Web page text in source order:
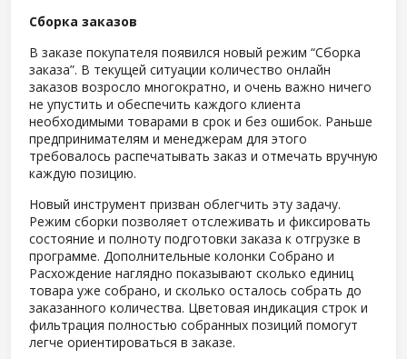
Сборка заказов
В заказе покупателя появился новый режим “Сборка
заказа”. В текущей ситуации количество онлайн
заказов возросло многократно, и очень важно ничего
не упустить и обеспечить каждого клиента
необходимыми товарами в срок и без ошибок. Раньше
предпринимателям и менеджерам для этого
требовалось распечатывать заказ и отмечать вручную
каждую позицию.
Новый инструмент призван облегчить эту задачу.
Режим сборки позволяет отслеживать и фиксировать
состояние и полноту подготовки заказа к отгрузке в
программе. Дополнительные колонки Собрано и
Расхождение наглядно показывают сколько единиц
товара уже собрано, и сколько осталось собрать до
заказанного количества. Цветовая индикация строк и
фильтрация полностью собранных позиций помогут
легче ориентироваться в заказе.